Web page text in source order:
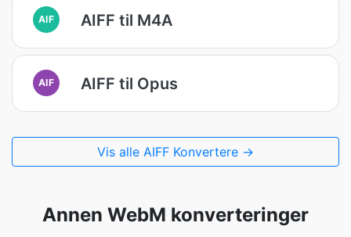
AIF AIFF til M4A
AIF AIFF til Opus
Vis alle AIFF Konvertere →
Annen WebM konverteringer